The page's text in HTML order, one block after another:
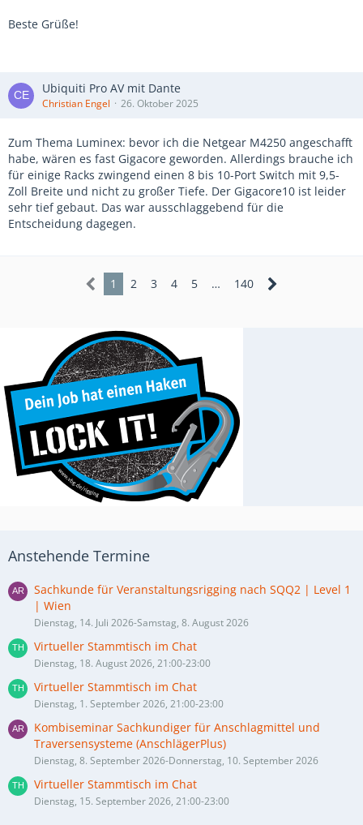
Beste Grüße!
Ubiquiti Pro AV mit Dante
Christian Engel 26. Oktober 2025
Zum Thema Luminex: bevor ich die Netgear M4250 angeschafft
habe, wären es fast Gigacore geworden. Allerdings brauche ich
für einige Racks zwingend einen 8 bis 10-Port Switch mit 9,5-
Zoll Breite und nicht zu großer Tiefe. Der Gigacore10 ist leider
sehr tief gebaut. Das war ausschlaggebend für die
Entscheidung dagegen.
1 2 3 4 5 … 140
Anstehende Termine
Sachkunde für Veranstaltungsrigging nach SQQ2 | Level 1
| Wien
Dienstag, 14. Juli 2026-Samstag, 8. August 2026
Virtueller Stammtisch im Chat
Dienstag, 18. August 2026, 21:00-23:00
Virtueller Stammtisch im Chat
Dienstag, 1. September 2026, 21:00-23:00
Kombiseminar Sachkundiger für Anschlagmittel und
Traversensysteme (AnschlägerPlus)
Dienstag, 8. September 2026-Donnerstag, 10. September 2026
Virtueller Stammtisch im Chat
Dienstag, 15. September 2026, 21:00-23:00